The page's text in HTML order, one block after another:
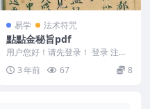
易学 法术符咒
點點金秘旨pdf
用户您好！请先登录！ 登录 注册
3 年前 67 8